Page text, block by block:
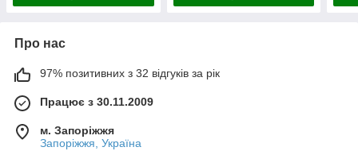
Про нас
97% позитивних з 32 відгуків за рік
Працює з 30.11.2009
м. Запоріжжя
Запоріжжя, Україна